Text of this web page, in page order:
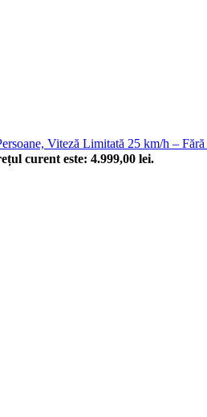
Viteză Limitată 25 km/h –
curent este: 4.999,00 lei.